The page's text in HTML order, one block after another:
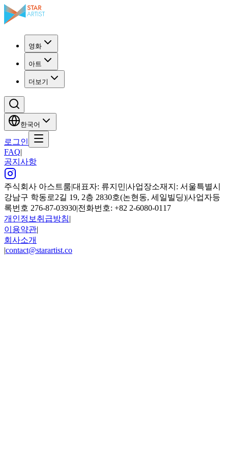
영화
아트
더보기
한국어
로그인
FAQ|
공지사항
주식회사 아스트룸|대표자: 류지민|사업장소재지: 서울특별시
강남구 학동로2길 19, 2층 2830호(논현동, 세일빌딩)|사업자등
록번호 276-87-03930|전화번호: +82 2-6080-0117
개인정보취급방침|
이용약관|
회사소개
|contact@starartist.co